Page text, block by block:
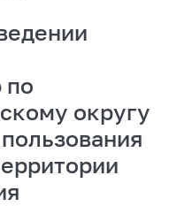
по
округу